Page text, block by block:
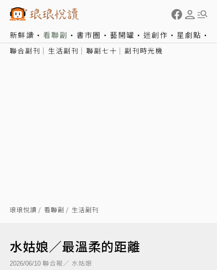
新鮮讀 看聯副 書市圈 藝開罐 迷創作 星劇點
聯合副刊 生活副刊 聯副七十 副刊時光機
琅琅悅讀 看聯副 生活副刊
水姑娘／最溫柔的距離
2026/06/10 聯合報／ 水姑娘